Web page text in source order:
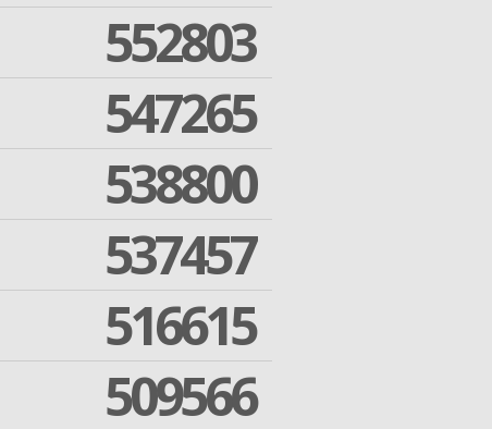
552803
547265
538800
537457
516615
509566